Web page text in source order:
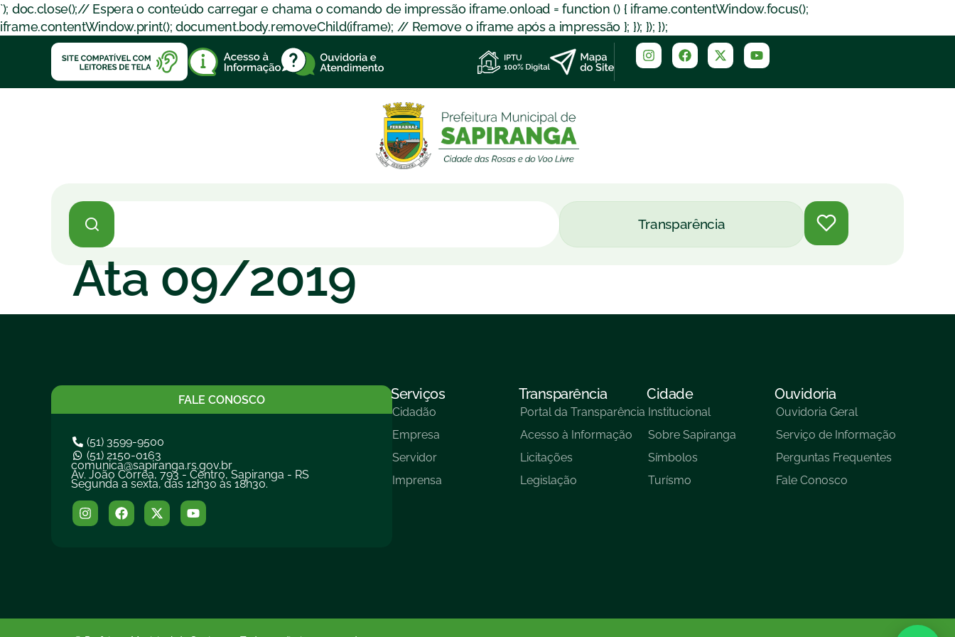
`); doc.close();// Espera o conteúdo carregar e chama o comando de impressão iframe.onload = function () { iframe.contentWindow.focus();
iframe.contentWindow.print(); document.body.removeChild(iframe); // Remove o iframe após a impressão }; }); }); });
Transparência
Ata 09/2019
FALE CONOSCO
(51) 3599-9500
(51) 2150-0163
comunica@sapiranga.rs.gov.br
Av. João Corrêa, 793 - Centro, Sapiranga - RS
Segunda a sexta, das 12h30 às 18h30.
Serviços
Cidadão
Empresa
Servidor
Imprensa
Transparência
Portal da Transparência
Acesso à Informação
Licitações
Legislação
Cidade
Institucional
Sobre Sapiranga
Símbolos
Turísmo
Ouvidoria
Ouvidoria Geral
Serviço de Informação
Perguntas Frequentes
Fale Conosco